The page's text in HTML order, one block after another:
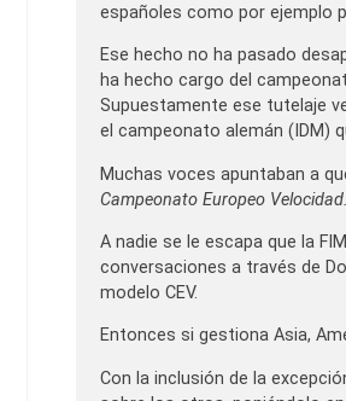
españoles como por ejemplo
Ese hecho no ha pasado
ha hecho cargo del
Supuestamente ese tutelaje
el campeonato alemán (IDM)
Muchas voces apuntaban a
Campeonato Europeo Velocidad.
A nadie se le escapa que la
conversaciones a través de
modelo CEV.
Entonces si gestiona Asia,
Con la inclusión de la